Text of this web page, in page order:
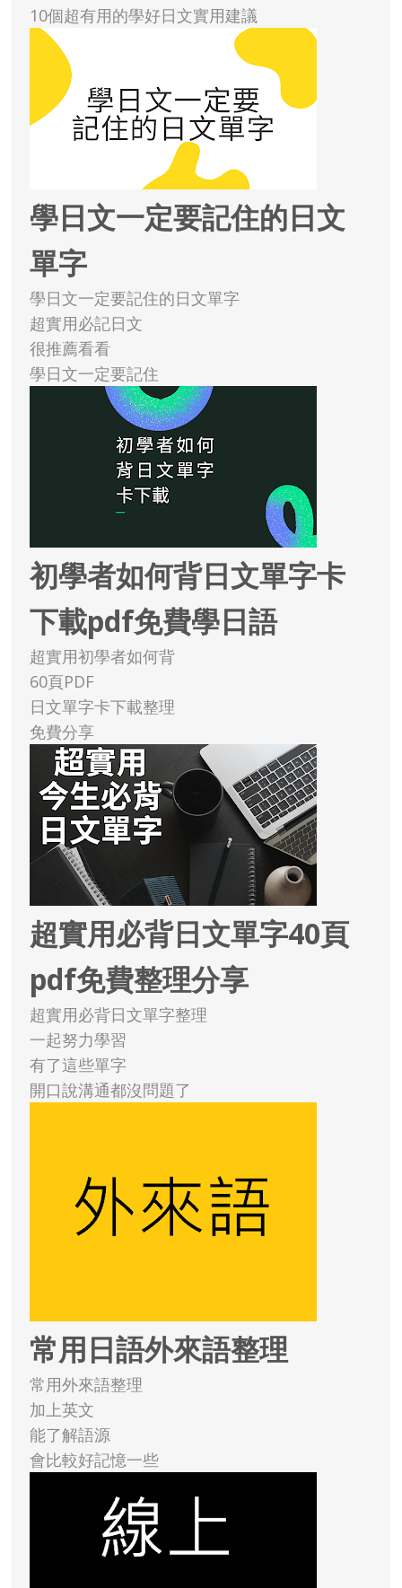
10個超有用的學好日文實用建議
學日文一定要記住的日文
單字
學日文一定要記住的日文單字
超實用必記日文
很推薦看看
學日文一定要記住
初學者如何背日文單字卡
下載pdf免費學日語
超實用初學者如何背
60頁PDF
日文單字卡下載整理
免費分享
超實用必背日文單字40頁
pdf免費整理分享
超實用必背日文單字整理
一起努力學習
有了這些單字
開口說溝通都沒問題了
常用日語外來語整理
常用外來語整理
加上英文
能了解語源
會比較好記憶一些